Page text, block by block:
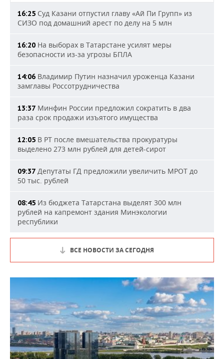
16:25 Суд Казани отпустил главу «Ай Пи Групп» из
СИЗО под домашний арест по делу на 5 млн
16:20 На выборах в Татарстане усилят меры
безопасности из-за угрозы БПЛА
14:06 Владимир Путин назначил уроженца Казани
замглавы Россотрудничества
13:37 Минфин России предложил сократить в два
раза срок продажи изъятого имущества
12:05 В РТ после вмешательства прокуратуры
выделено 273 млн рублей для детей-сирот
09:37 Депутаты ГД предложили увеличить МРОТ до
50 тыс. рублей
08:45 Из бюджета Татарстана выделят 300 млн
рублей на капремонт здания Минэкологии
республики
ВСЕ НОВОСТИ ЗА СЕГОДНЯ